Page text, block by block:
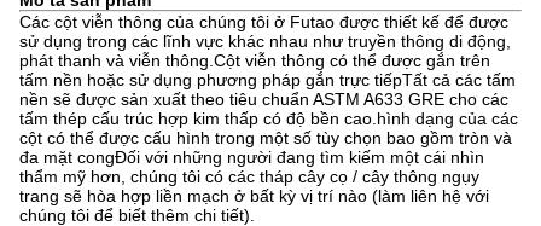
Các cột viễn thông của chúng tôi ở Futao được thiết kế để được
sử dụng trong các lĩnh vực khác nhau như truyền thông di động,
phát thanh và viễn thông.Cột viễn thông có thể được gắn trên
tấm nền hoặc sử dụng phương pháp gắn trực tiếpTất cả các tấm
nền sẽ được sản xuất theo tiêu chuẩn ASTM A633 GRE cho các
tấm thép cấu trúc hợp kim thấp có độ bền cao.hình dạng của các
cột có thể được cấu hình trong một số tùy chọn bao gồm tròn và
đa mặt congĐối với những người đang tìm kiếm một cái nhìn
thẩm mỹ hơn, chúng tôi có các tháp cây cọ / cây thông ngụy
trang sẽ hòa hợp liền mạch ở bất kỳ vị trí nào (làm liên hệ với
chúng tôi để biết thêm chi tiết).